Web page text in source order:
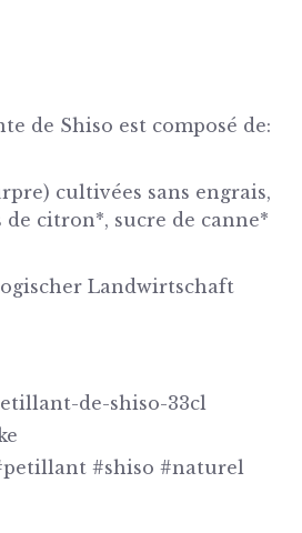
de Shiso est composé de:
cultivées sans engrais,
de citron*, sucre de canne*
Landwirtschaft
de-shiso-33cl
#shiso #naturel